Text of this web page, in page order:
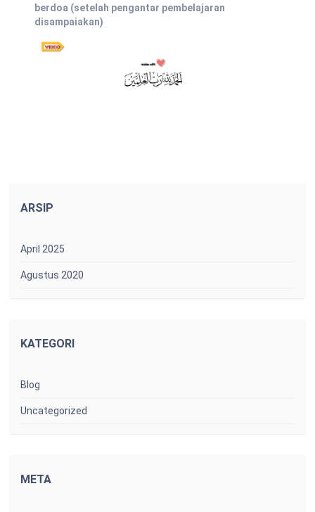
berdoa (setelah pengantar pembelajaran
disampaiakan)
ARSIP
April 2025
Agustus 2020
KATEGORI
Blog
Uncategorized
META